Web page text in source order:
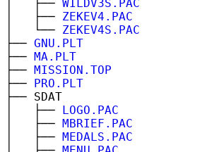
│ ├── WILDV3S.PAC
│ ├── ZEKEV4.PAC
│ └── ZEKEV4S.PAC
├── GNU.PLT
├── MA.PLT
├── MISSION.TOP
├── PRO.PLT
├── SDAT
│ ├── LOGO.PAC
│ ├── MBRIEF.PAC
│ ├── MEDALS.PAC